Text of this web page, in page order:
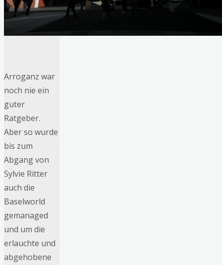
Arroganz war
noch nie ein
guter
Ratgeber.
Aber so wurde
bis zum
Abgang von
Sylvie Ritter
auch die
Baselworld
gemanaged
und um die
erlauchte und
abgehobene